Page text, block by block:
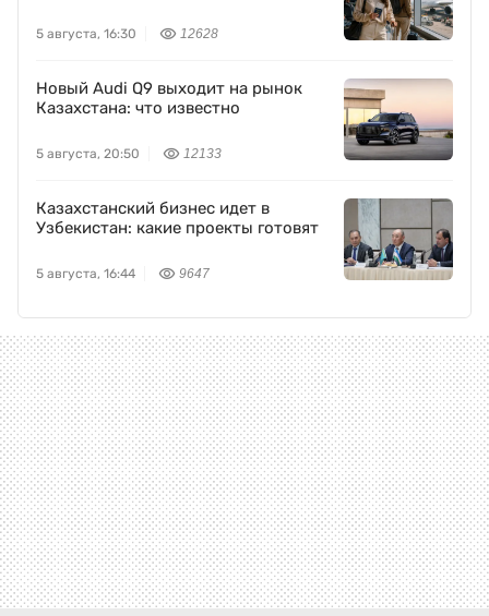
5 августа, 16:30 12628
Новый Audi Q9 выходит на рынок
Казахстана: что известно
5 августа, 20:50 12133
Казахстанский бизнес идет в
Узбекистан: какие проекты готовят
5 августа, 16:44 9647